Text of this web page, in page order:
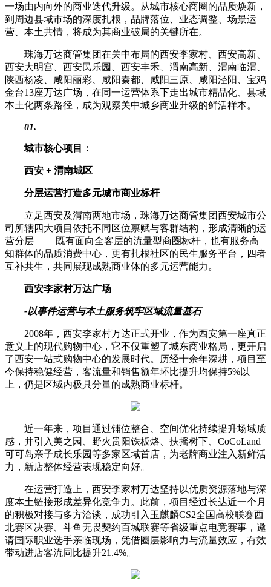
一场由内向外的商业迭代升级。从城市核心商圈的品质焕新，
到周边县域市场的深度扎根，品牌落位、业态调整、场景运
营、本土共情，将成为其商业破局的关键所在。
珠海万达商管集团在关中布局的西安李家村、西安高新、
西安大明宫、西安民乐园、西安丰禾、渭南高新、渭南临渭、
陕西杨凌、咸阳丽彩、咸阳秦都、咸阳三原、咸阳泾阳、宝鸡
金台13座万达广场，在同一运营体系下走出城市精品化、县域
本土化两条路径，成为观察关中城乡商业升级的鲜活样本。
01.
城市核心项目：
西安 + 渭南城区
分层运营打造多元城市商业标杆
立足西安及渭南两地市场，珠海万达商管集团西安城市公
司所辖四大项目依托不同区位禀赋与客群结构，形成清晰的运
营分层—— 既有面向全客层的流量型商圈标杆，也有服务高
知群体的品质消费中心，更有扎根社区的民生服务平台，四者
互补共生，共同展现成熟商业体的多元运营能力。
西安李家村万达广场
-以事件运营与本土服务筑牢区域流量基石
2008年，西安李家村万达正式开业，作为西安第一座真正
意义上的现代购物中心，它不仅重塑了城东商业格局，更开启
了西安一站式购物中心的发展时代。历经十余年深耕，项目至
今保持稳健经营，客流量和销售额年环比提升均保持5%以
上，仍是区域内极具分量的成熟商业标杆。
近一年来，项目通过铺位整合、空间优化持续提升场域质
感，并引入美之园、野火贵阳铁板烙、扶摇树下、CoCoLand
可可岛亲子成长乐园等多家区域首店，为老牌商业注入新鲜活
力，新店整体经营表现稳定向好。
在运营打造上，西安李家村万达坚持以优质资源落地与深
度本土链接形成差异化竞争力。此前，项目经过长达近一个月
的积极对接与多方洽谈，成功引入玉麒麟CS2全国高校联赛西
北赛区决赛、斗鱼无畏契约百城联赛等省级重点电竞赛事，邀
请国际职业选手亲临现场，凭借圈层影响力与流量效应，有效
带动进店客流同比提升21.4%。